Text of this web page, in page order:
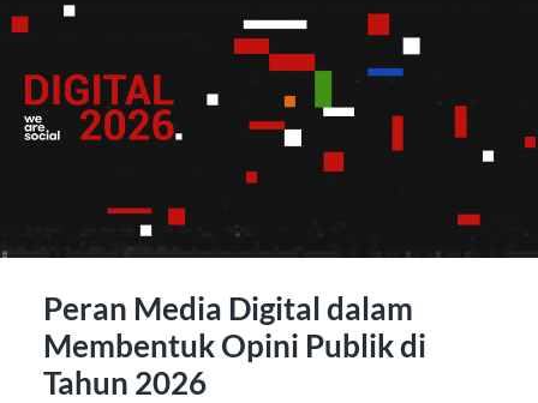
Peran Media Digital dalam
Membentuk Opini Publik di
Tahun 2026